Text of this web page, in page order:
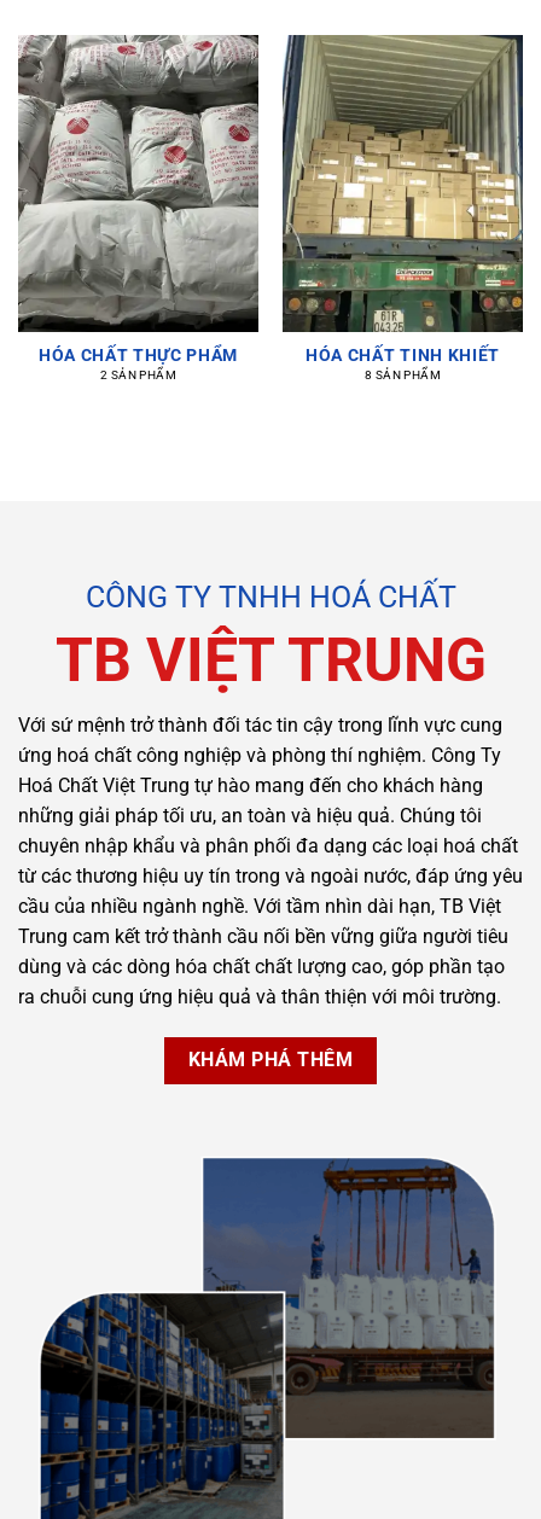
HÓA CHẤT THỰC PHẨM
2 SẢN PHẨM
HÓA CHẤT TINH KHIẾT
8 SẢN PHẨM
CÔNG TY TNHH HOÁ CHẤT
TB VIỆT TRUNG
Với sứ mệnh trở thành đối tác tin cậy trong lĩnh vực cung
ứng hoá chất công nghiệp và phòng thí nghiệm. Công Ty
Hoá Chất Việt Trung tự hào mang đến cho khách hàng
những giải pháp tối ưu, an toàn và hiệu quả. Chúng tôi
chuyên nhập khẩu và phân phối đa dạng các loại hoá chất
từ các thương hiệu uy tín trong và ngoài nước, đáp ứng yêu
cầu của nhiều ngành nghề. Với tầm nhìn dài hạn, TB Việt
Trung cam kết trở thành cầu nối bền vững giữa người tiêu
dùng và các dòng hóa chất chất lượng cao, góp phần tạo
ra chuỗi cung ứng hiệu quả và thân thiện với môi trường.
KHÁM PHÁ THÊM